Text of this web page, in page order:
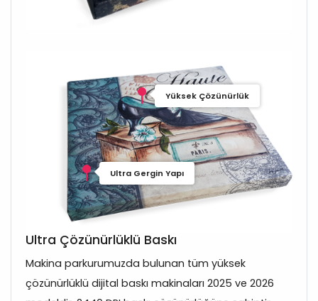
Yüksek Çözünürlük
Ultra Gergin Yapı
Ultra Çözünürlüklü Baskı
Makina parkurumuzda bulunan tüm yüksek
çözünürlüklü dijital baskı makinaları 2025 ve 2026